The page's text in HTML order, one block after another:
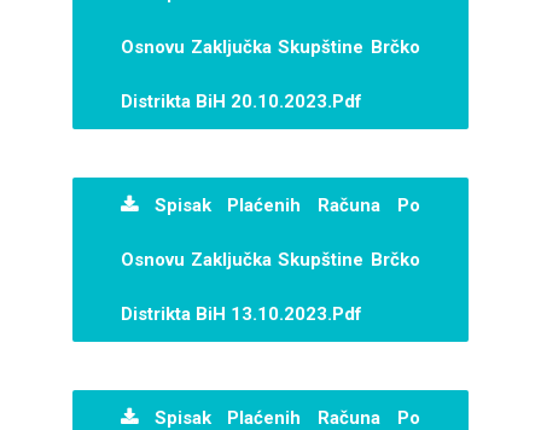
Osnovu Zaključka Skupštine Brčko
Distrikta BiH 20.10.2023.pdf
Spisak Plaćenih Računa Po
Osnovu Zaključka Skupštine Brčko
Distrikta BiH 13.10.2023.pdf
Spisak Plaćenih Računa Po